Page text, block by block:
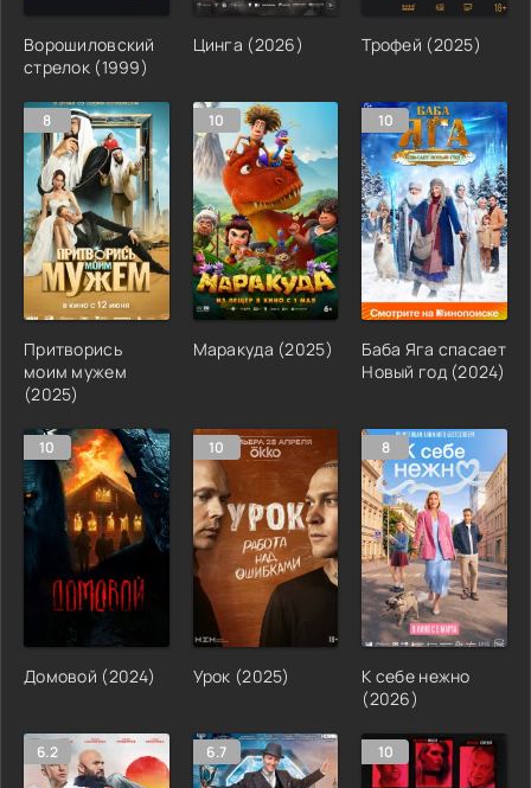
Ворошиловский
стрелок (1999)
Цинга (2026) Трофей (2025)
8
Притворись
моим мужем
(2025)
10
Маракуда (2025)
10
Баба Яга спасает
Новый год (2024)
10
Домовой (2024)
10
Урок (2025)
8
К себе нежно
(2026)
6.2 6.7 10